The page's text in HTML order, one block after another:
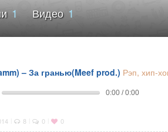
1 Видео 1
– За гранью(Meef prod.) Рэп, хип-
0:00 / 0:00
8 0 0